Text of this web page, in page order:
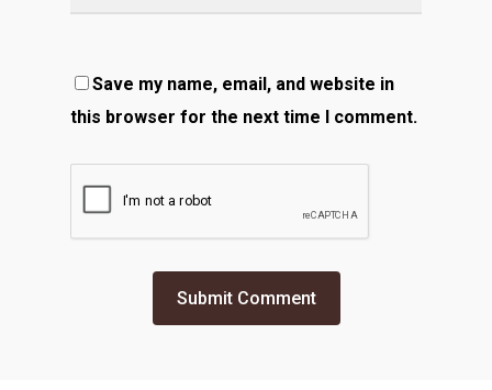
Save my name, email, and website in
this browser for the next time I comment.